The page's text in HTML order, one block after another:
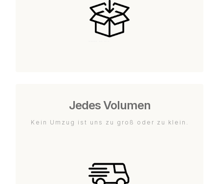
Jedes Volumen
Kein Umzug ist uns zu groß oder zu klein.